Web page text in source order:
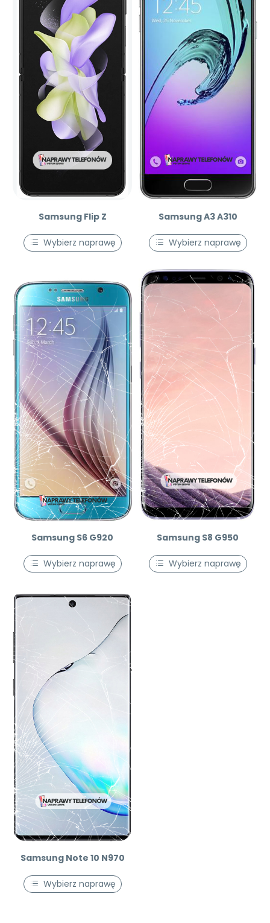
Samsung Flip Z
Wybierz naprawę
Samsung A3 A310
Wybierz naprawę
Samsung S6 G920
Wybierz naprawę
Samsung S8 G950
Wybierz naprawę
Samsung Note 10 N970
Wybierz naprawę